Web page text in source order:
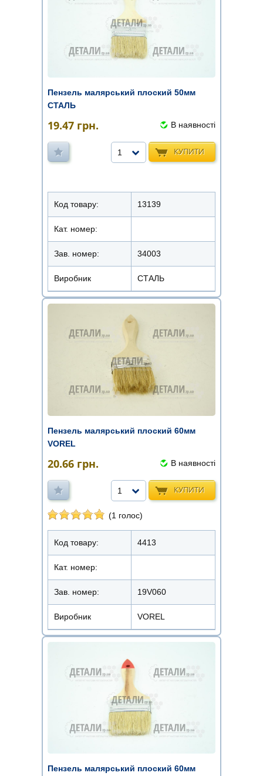
Пензель малярський плоский 50мм
СТАЛЬ
19.47 грн. В наявності
КУПИТИ
1
Код товару: 13139
Кат. номер:
Зав. номер: 34003
Виробник СТАЛЬ
Пензель малярський плоский 60мм
VOREL
20.66 грн. В наявності
КУПИТИ
1
(1 голос)
Код товару: 4413
Кат. номер:
Зав. номер: 19V060
Виробник VOREL
Пензель малярський плоский 60мм